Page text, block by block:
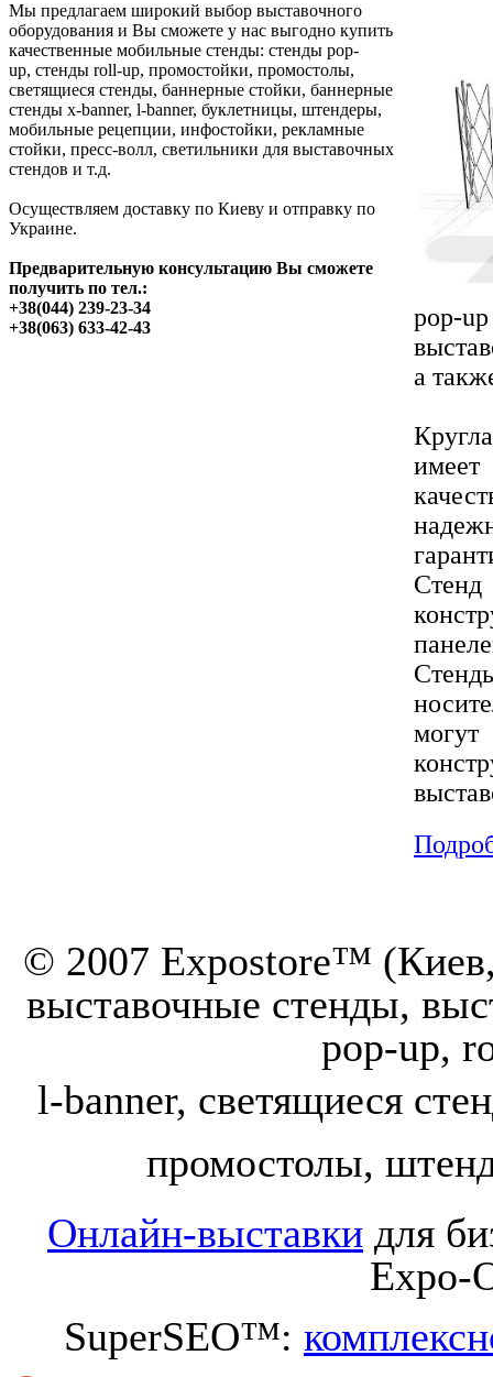
Позвоните, чтобы
узнать цену
Мобильный поп-ап
стенд 3х3 (б/у)
Позвоните, чтобы
узнать цену
Светильник для
Мы предлагаем широкий выбор выставочного
оборудования и Вы сможете у нас выгодно купить
качественные мобильные стенды: стенды pop-
up, стенды roll-up, промостойки, промостолы,
светящиеся стенды, баннерные стойки, баннерные
стенды x-banner, l-banner, буклетницы, штендеры,
мобильные рецепции, инфостойки, рекламные
стойки, пресс-волл, светильники для выставочных
стендов и т.д.
Осуществляем доставку по Киеву и отправку по
Украине.
Предварительную консультацию Вы сможете
получить по тел.:
+38(044) 239-23-34
+38(063) 633-42-43
pop-
а
© 2007 Expostore™
выставочные стенды,
pop-up,
l-banner, светящиеся
промостолы,
Онлайн-выставки для
Expo-
SuperSEO™: